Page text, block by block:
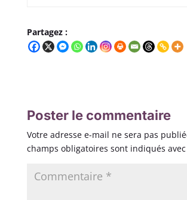
Partagez :
Poster le commentaire
Votre adresse e-mail ne sera pas
champs obligatoires sont indiqués avec